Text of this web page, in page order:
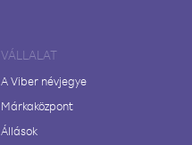
VÁLLALAT
A Viber névjegye
Márkaközpont
Állások